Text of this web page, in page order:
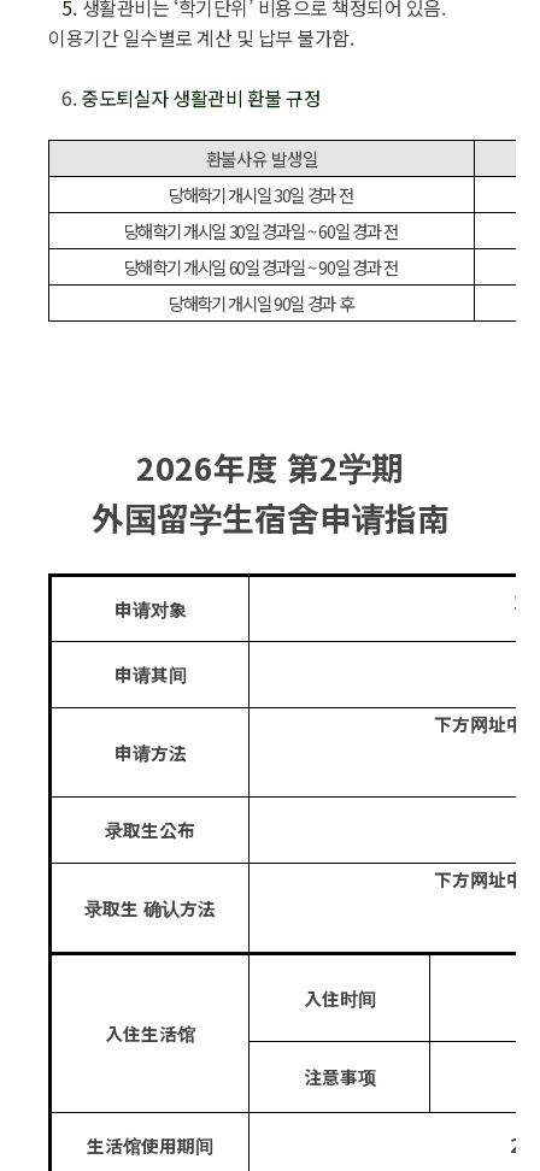
5. 생활관비는 ‘학기단위 ’ 비용으로 책정되어 있음.
이용기간 일수별로 계산 및 납부 불가함.
6.중도퇴실자 생활관비 환불 규정
환불사유 발생일
당해학기 개시일30일 경과 전
당해학기 개시일30일 경과일~ 60일 경과 전
당해학기 개시일60일 경과일~ 90일 경과 전
당해학기 개시일90일 경과 후
2026年度 第2学期
外国留学生宿舍申请指南
申请对象
申请其间
申请方法
下方网址中
录取生公布
录取生 确认方法
下方网址中
入住生活馆
入住时间
注意事项
生活馆使用期间